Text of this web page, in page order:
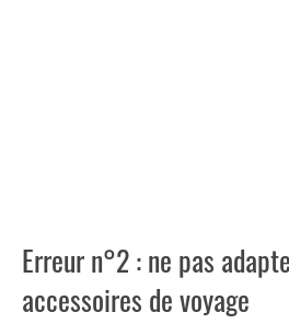
Erreur n°2 : ne pas
accessoires de voyage